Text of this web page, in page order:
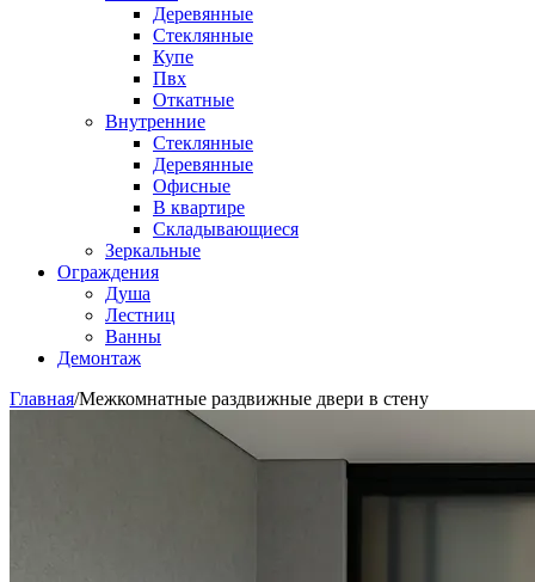
Деревянные
Стеклянные
Купе
Пвх
Откатные
Внутренние
Стеклянные
Деревянные
Офисные
В квартире
Складывающиеся
Зеркальные
Ограждения
Душа
Лестниц
Ванны
Демонтаж
Главная/Межкомнатные раздвижные двери в стену